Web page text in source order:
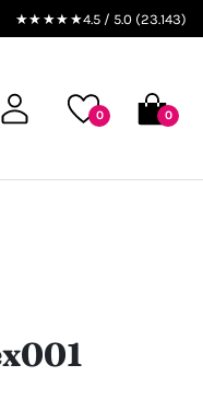
★★★★★4.5 / 5.0 (23.143)
0 0